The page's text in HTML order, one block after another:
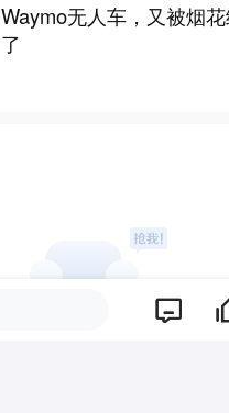
Waymo无人车，又被烟
了